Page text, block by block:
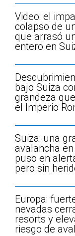
Video: el
colapso de
que arrasó
entero en
bajo Suiza
grandeza
el Imperio
Suiza: una
avalancha
puso en
pero sin
Europa:
nevadas
resorts y
riesgo de